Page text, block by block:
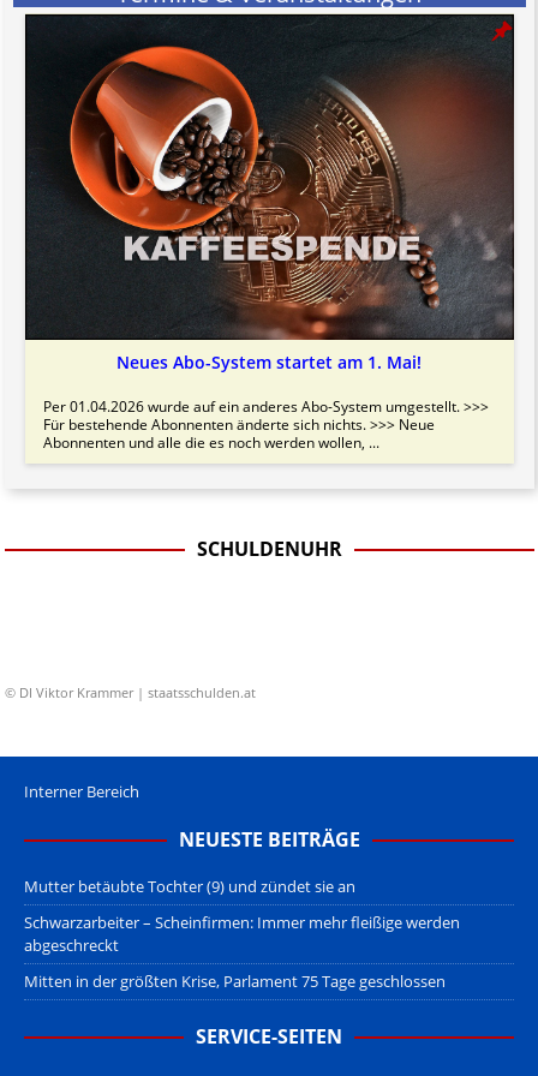
Neues Abo-System startet am 1. Mai!
Per 01.04.2026 wurde auf ein anderes Abo-System umgestellt. >>>
Für bestehende Abonnenten änderte sich nichts. >>> Neue
Abonnenten und alle die es noch werden wollen, ...
SCHULDENUHR
© DI Viktor Krammer | staatsschulden.at
Interner Bereich
NEUESTE BEITRÄGE
Mutter betäubte Tochter (9) und zündet sie an
Schwarzarbeiter – Scheinfirmen: Immer mehr fleißige werden
abgeschreckt
Mitten in der größten Krise, Parlament 75 Tage geschlossen
SERVICE-SEITEN